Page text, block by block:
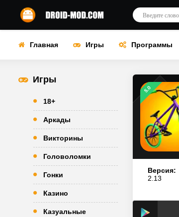
Главная Игры Программы
Игры
18+
Аркады
Викторины
Головоломки
Гонки
Казино
Казуальные
5.0
Версия:
2.13